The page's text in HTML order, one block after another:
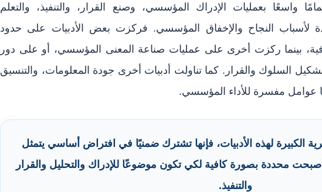
واسعًا بعمليات الإدراك المؤسسي، وصنع القرار، والتنفيذ، والتعلم
لأسباب النجاح والإخفاق المؤسسي. فركزت بعض الأدبيات على حدود
بينما ركزت أخرى على عمليات صناعة المعنى المؤسسي، أو على دور
السلوك والقرار. كما تناولت أدبيات أخرى جودة المعلومات، والتنسيق
عوامل مفسرة للأداء المؤسسي.
الكبيرة لهذه الأدبيات، فإنها تشترك ضمنيًا في افتراض أساسي يتمثل
محددة بصورة كافية لكي تكون موضوعًا للإدراك والتحليل والقرار
والتنفيذ.